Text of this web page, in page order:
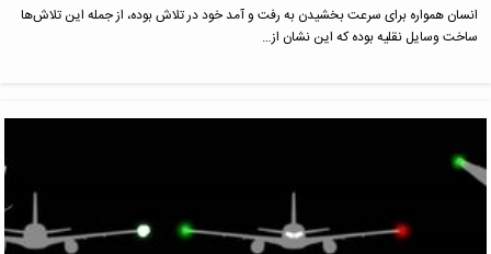
انسان همواره برای سرعت بخشیدن به رفت و آمد خود در تلاش بوده، از جمله این تلاش‌ها
ساخت وسایل نقلیه بوده که این نشان از…